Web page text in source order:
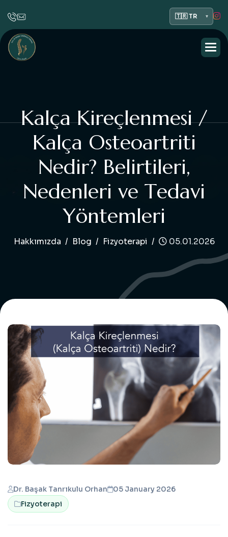
Kalça Kireçlenmesi /
Kalça Osteoartriti
Nedir? Belirtileri,
Nedenleri ve Tedavi
Yöntemleri
Hakkımızda Blog Fizyoterapi 05.01.2026
Dr. Başak Tanrıkulu Orhan
05 January 2026
Fizyoterapi